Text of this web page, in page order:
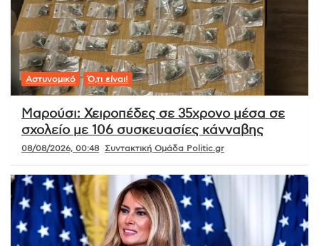
Αστυνομικό Ό,τι είναι!
Μαρούσι: Χειροπέδες σε 35χρονο μέσα σε
σχολείο με 106 συσκευασίες κάνναβης
08/08/2026, 00:48 Συντακτική Ομάδα Politic.gr